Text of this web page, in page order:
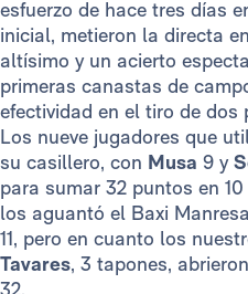
esfuerzo de hace tres días
inicial, metieron la directa
altísimo y un acierto
primeras canastas de
efectividad en el tiro de
Los nueve jugadores que
su casillero, con Musa 9 y
para sumar 32 puntos en
los aguantó el Baxi
11, pero en cuanto los
Tavares, 3 tapones,
32.